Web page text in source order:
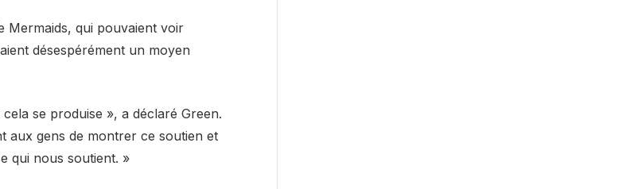
Mermaids, qui pouvaient voir
désespérément un moyen
se produise », a déclaré Green.
aux gens de montrer ce soutien et
qui nous soutient. »